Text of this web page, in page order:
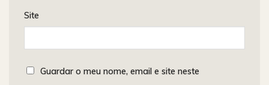
Site
Guardar o meu nome, email e site neste